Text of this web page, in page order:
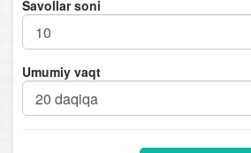
Hisoblashga oid misollar
n- darajali ildiz. Ratsional ko‘rsatkichli
Savollar soni
Umumiy vaqt